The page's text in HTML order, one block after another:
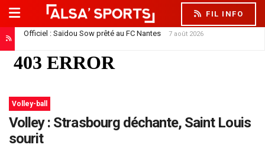
FIL INFO
Officiel : Saïdou Sow prêté au FC Nantes
7 août 2026
Le Racing offre son premier contrat pro à Trésor Kouablé
Volley-ball
Volley : Strasbourg déchante, Saint Louis
sourit